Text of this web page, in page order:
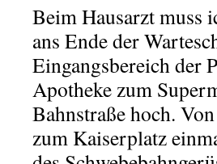
Beim Hausarzt muss
ans Ende der
Eingangsbereich der
Apotheke zum
Bahnstraße hoch.
zum Kaiserplatz